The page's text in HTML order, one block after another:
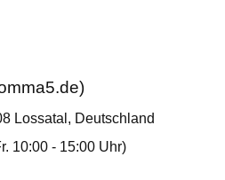
Lossatal, Deutschland
10:00 - 15:00 Uhr)